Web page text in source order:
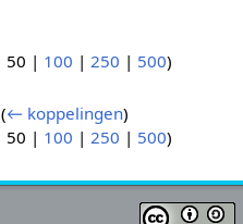
50 | 100 | 250 | 500)
(← koppelingen)
50 | 100 | 250 | 500)